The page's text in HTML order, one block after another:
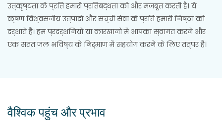
उत्कृष्टता के प्रति हमारी प्रतिबद्धता को और मजबूत करती है। ये
क्षण विश्वसनीय उत्पादों और सच्ची सेवा के प्रति हमारी निष्ठा को
दर्शाते हैं। हम प्रदर्शनियों या कारखानों में आपका स्वागत करने और
एक सतत जल भविष्य के निर्माण में सहयोग करने के लिए तत्पर हैं।
वैश्विक पहुंच और प्रभाव